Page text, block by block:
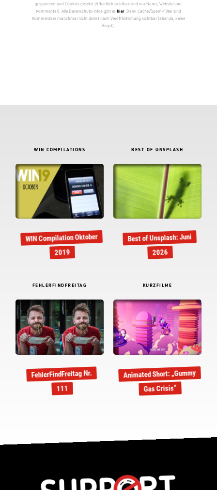
gespeichert und Cookies gesetzt (öffentlich sichtbar sind nur Name, Website und
Kommentar). Alle Datenschutz-Infos gibt eshier. Dank Cache/Spam-Filter sind
Kommentare manchmal nicht direkt nach Veröffentlichung sichtbar (aber da, keine
Angst).
WIN COMPILATIONS
WIN Compilation Oktober
2019
BEST OF UNSPLASH
Best of Unsplash: Juni
2026
FEHLERFINDFREITAG
FehlerFindFreitag Nr.
111
KURZFILME
Animated Short: „Gummy
Gas Crisis“